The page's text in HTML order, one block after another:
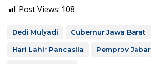
Post Views: 108
Dedi Mulyadi
Gubernur Jawa Barat
Hari Lahir Pancasila
Pemprov Jabar